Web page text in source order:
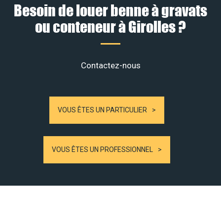
Besoin de louer benne à gravats
ou conteneur à Girolles ?
Contactez-nous
VOUS ÊTES UN PARTICULIER
VOUS ÊTES UN PROFESSIONNEL